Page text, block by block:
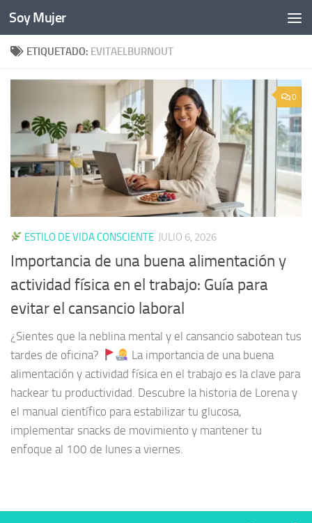
Bajo el contenido
Soy Mujer
ETIQUETADO: EVITAELBURNOUT
0
ESTILO DE VIDA CONSCIENTE JULIO 6, 2026
Importancia de una buena alimentación y
actividad física en el trabajo: Guía para
evitar el cansancio laboral
¿Sientes que la neblina mental y el cansancio sabotean tus
tardes de oficina?
La importancia de una buena
alimentación y actividad física en el trabajo es la clave para
hackear tu productividad. Descubre la historia de Lorena y
el manual científico para estabilizar tu glucosa,
implementar snacks de movimiento y mantener tu
enfoque al 100 de lunes a viernes.